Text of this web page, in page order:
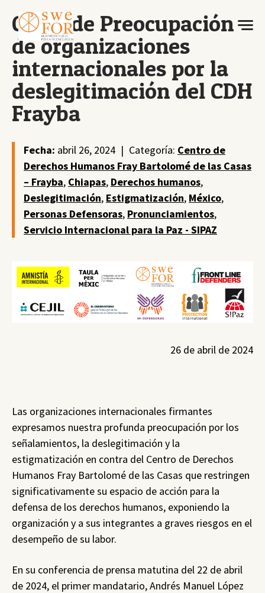
Carta de Preocupación
de organizaciones
internacionales por la
deslegitimación del CDH
Frayba
Fecha: abril 26, 2024 | Categoría: Centro de
Derechos Humanos Fray Bartolomé de las Casas
– Frayba, Chiapas, Derechos humanos,
Deslegitimación, Estigmatización, México,
Personas Defensoras, Pronunciamientos,
Servicio Internacional para la Paz - SIPAZ
26 de abril de 2024
Las organizaciones internacionales firmantes
expresamos nuestra profunda preocupación por los
señalamientos, la deslegitimación y la
estigmatización en contra del Centro de Derechos
Humanos Fray Bartolomé de las Casas que restringen
significativamente su espacio de acción para la
defensa de los derechos humanos, exponiendo la
organización y a sus integrantes a graves riesgos en el
desempeño de su labor.
En su conferencia de prensa matutina del 22 de abril
de 2024, el primer mandatario, Andrés Manuel López